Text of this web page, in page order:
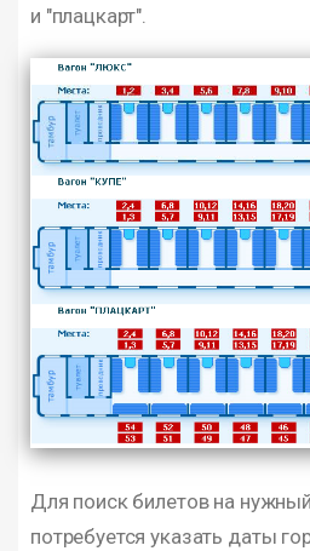
и "плацкарт".
Для поиск билетов на
потребуется указать даты